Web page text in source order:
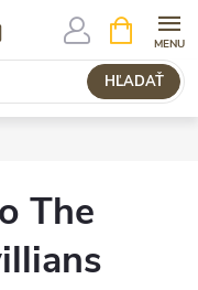
HĽADAŤ
KOŠÍK
The